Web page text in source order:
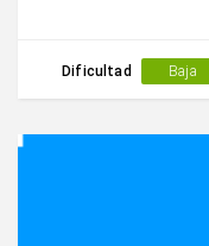
Dificultad Baja